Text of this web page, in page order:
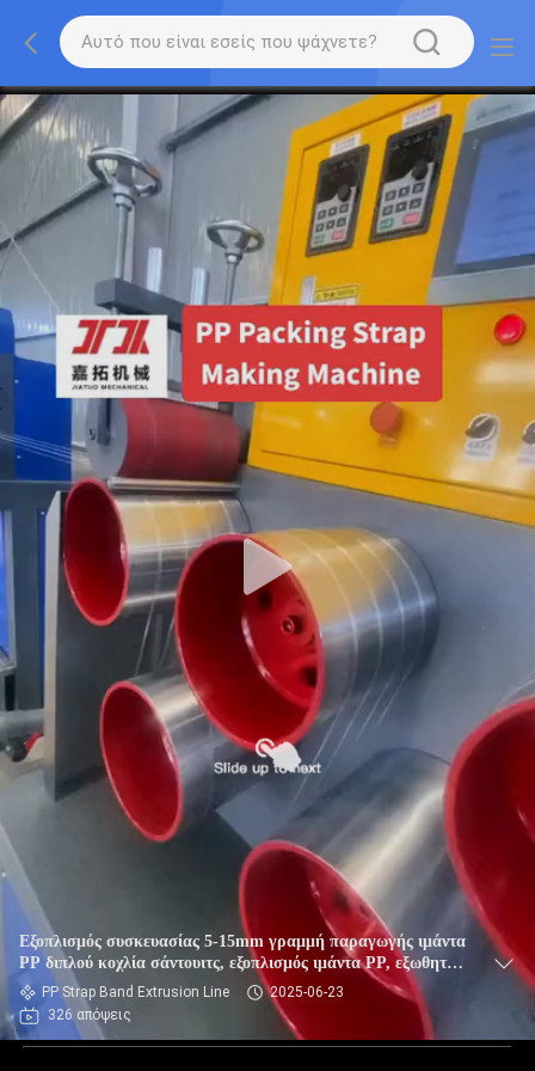
Εξοπλισμός συσκευασίας 5-15mm γραμμή παραγωγής ιμάντα
PP διπλού κοχλία σάντουιτς, εξοπλισμός ιμάντα PP, εξωθητής
PP για σύστημα ελέγχου PLC
PP Strap Band Extrusion Line
2025-06-23
326 απόψεις